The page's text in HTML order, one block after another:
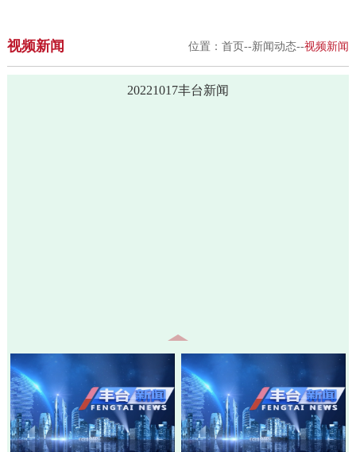
视频新闻 位置：首页--新闻动态--视频新闻
20221017丰台新闻
20260807-丰台新闻